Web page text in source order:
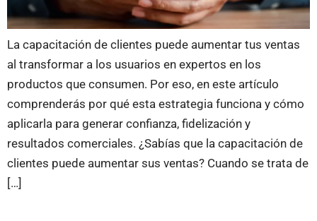
La capacitación de clientes puede aumentar tus ventas
al transformar a los usuarios en expertos en los
productos que consumen. Por eso, en este artículo
comprenderás por qué esta estrategia funciona y cómo
aplicarla para generar confianza, fidelización y
resultados comerciales. ¿Sabías que la capacitación de
clientes puede aumentar sus ventas? Cuando se trata de
[…]